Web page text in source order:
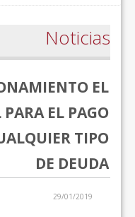
Noticias
EL
EL PAGO
TIPO
DE DEUDA
29/01/2019